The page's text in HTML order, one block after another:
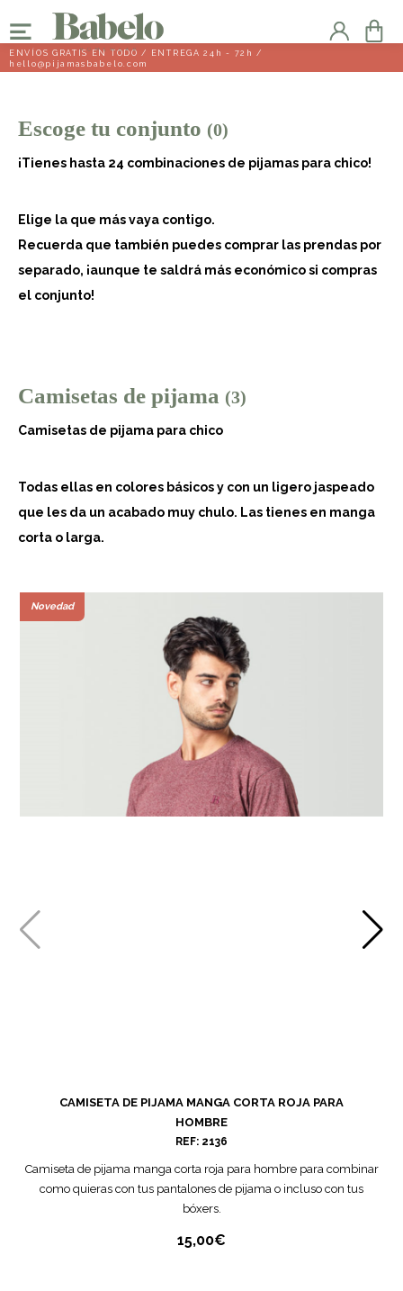
ENVÍOS GRATIS EN TODO / ENTREGA 24h - 72h /
hello@pijamasbabelo.com
Escoge tu conjunto (0)
¡Tienes hasta 24 combinaciones de pijamas para chico!
Elige la que más vaya contigo.
Recuerda que también puedes comprar las prendas por
separado, ¡aunque te saldrá más económico si compras
el conjunto!
Camisetas de pijama (3)
Camisetas de pijama para chico
Todas ellas en colores básicos y con un ligero jaspeado
que les da un acabado muy chulo. Las tienes en manga
corta o larga.
CAMISETA DE PIJAMA MANGA CORTA ROJA PARA
HOMBRE
REF: 2136
Camiseta de pijama manga corta roja para hombre para combinar
como quieras con tus pantalones de pijama o incluso con tus
bóxers.
15,00€
Novedad